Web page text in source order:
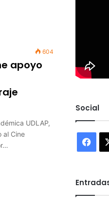
604
apoyo
UDLAP,
al Cine
Social